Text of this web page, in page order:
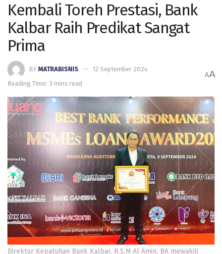
Kembali Toreh Prestasi, Bank
Kalbar Raih Predikat Sangat
Prima
BY MATRABISNIS
12 September 2024
Reading Time: 3 mins read
AA
Direktur Kepatuhan Bank Kalbar, R.S.M Al Amin, BA mewakili